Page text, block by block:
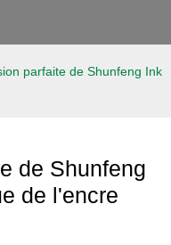
parfaite de Shunfeng Ink
de Shunfeng
de l'encre